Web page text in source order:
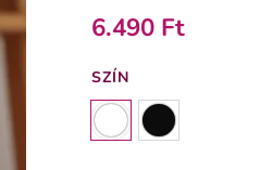
6.490 Ft
SZÍN